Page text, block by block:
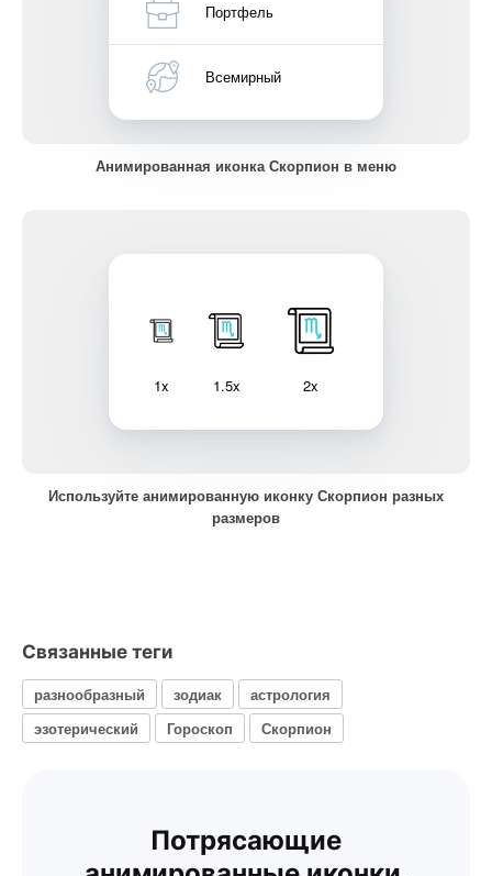
Портфель
Всемирный
Анимированная иконка Скорпион в меню
1x 1.5x 2x
Используйте анимированную иконку Скорпион разных
размеров
Связанные теги
разнообразный зодиак
астрология
эзотерический
Гороскоп Скорпион
Потрясающие